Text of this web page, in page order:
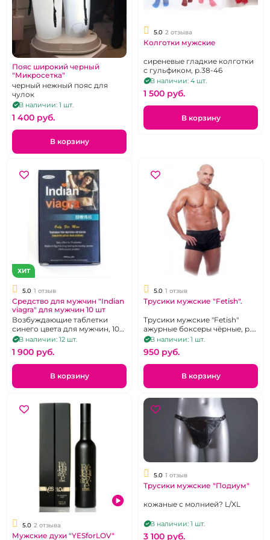
Пояс широкий черный
"Микросетка"
черный нежный пояс для
чулок
В наличии: 1 шт.
1 400 pуб.
В корзину
5.0 2 отзыва
Колготки мужские
сиреневые гладкие колготки
с гульфиком, р.38-46
В наличии: 4 шт.
1 500 pуб.
В корзину
ХИТ
5.0 1 отзыв
Средство для мужчин "Indian
viagra" для мужчин 10 шт
Возбуждающие таблетки
синего цвета для мужчин, 10
шт.В наличии: 12 шт.
1 900 pуб.
В корзину
5.0 1 отзыв
Трусики мужские "Fetish".
Трусики мужские "Fetish"
ажурные боксеры чёрные, р.
54-60.
В наличии: 1 шт.
950 pуб.
В корзину
5.0 2 отзыва
Мужские духи "YESforLOV"
5.0 1 отзыв
Трусики мужские "Подиум"
кожаные с молнией? L/XL
В наличии: 1 шт.
3 100 pуб.